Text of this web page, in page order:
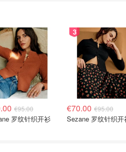
€95.00
罗纹针织开衫
3
€70.00 €95.00
Sezane 罗纹针织开